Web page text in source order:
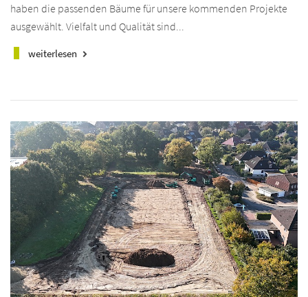
haben die passenden Bäume für unsere kommenden Projekte
ausgewählt. Vielfalt und Qualität sind...
weiterlesen keyboard_arrow_right